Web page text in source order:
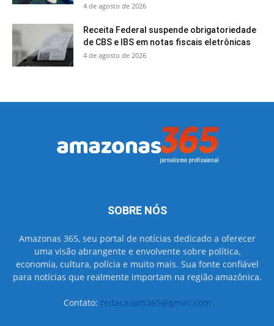
4 de agosto de 2026
Receita Federal suspende obrigatoriedade
de CBS e IBS em notas fiscais eletrônicas
4 de agosto de 2026
SOBRE NÓS
Amazonas 365, seu portal de notícias dedicado a oferecer
uma visão abrangente e envolvente sobre política,
economia, cultura, polícia e muito mais. Sua fonte confiável
para notícias que realmente importam na região amazônica.
Contato: redacaoam365@gmail.com